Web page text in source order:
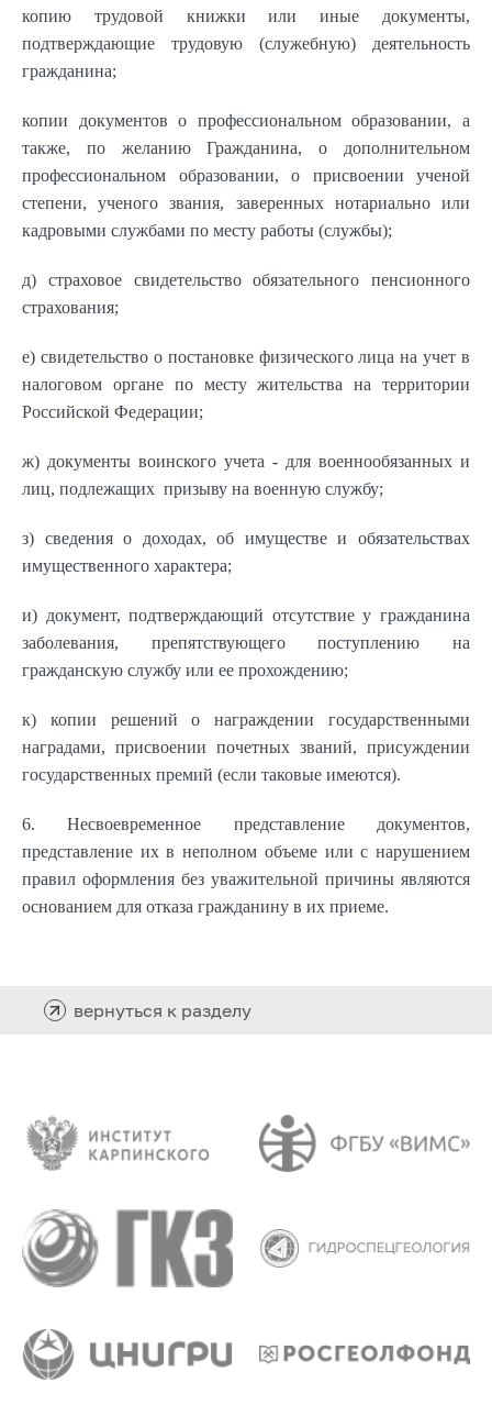
копию трудовой книжки или иные документы,
подтверждающие трудовую (служебную) деятельность
гражданина;
копии документов о профессиональном образовании, а
также, по желанию Гражданина, о дополнительном
профессиональном образовании, о присвоении ученой
степени, ученого звания, заверенных нотариально или
кадровыми службами по месту работы (службы);
д) страховое свидетельство обязательного пенсионного
страхования;
е) свидетельство о постановке физического лица на учет в
налоговом органе по месту жительства на территории
Российской Федерации;
ж) документы воинского учета - для военнообязанных и
лиц, подлежащих призыву на военную службу;
з) сведения о доходах, об имуществе и обязательствах
имущественного характера;
и) документ, подтверждающий отсутствие у гражданина
заболевания, препятствующего поступлению на
гражданскую службу или ее прохождению;
к) копии решений о награждении государственными
наградами, присвоении почетных званий, присуждении
государственных премий (если таковые имеются).
6. Несвоевременное представление документов,
представление их в неполном объеме или с нарушением
правил оформления без уважительной причины являются
основанием для отказа гражданину в их приеме.
вернуться к разделу